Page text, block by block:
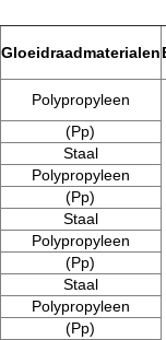
Gloeidraadmaterialen
Polypropyleen
(Pp)
Staal
Polypropyleen
(Pp)
Staal
Polypropyleen
(Pp)
Staal
Polypropyleen
(Pp)